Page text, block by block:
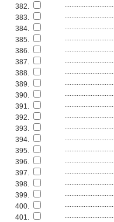
382.
............................
383.
............................
384.
............................
385.
............................
386.
............................
387.
............................
388.
............................
389.
............................
390.
............................
391.
............................
392.
............................
393.
............................
394.
............................
395.
............................
396.
............................
397.
............................
398.
............................
399.
............................
400.
............................
401.
............................